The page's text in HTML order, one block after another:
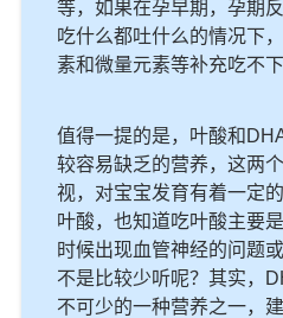
等，如果在孕早期，孕期
吃什么都吐什么的情况下
素和微量元素等补充吃不
值得一提的是，叶酸和
较容易缺乏的营养，这两
视，对宝宝发育有着一定
叶酸，也知道吃叶酸主要
时候出现血管神经的问题
不是比较少听呢？其实，
不可少的一种营养之一，